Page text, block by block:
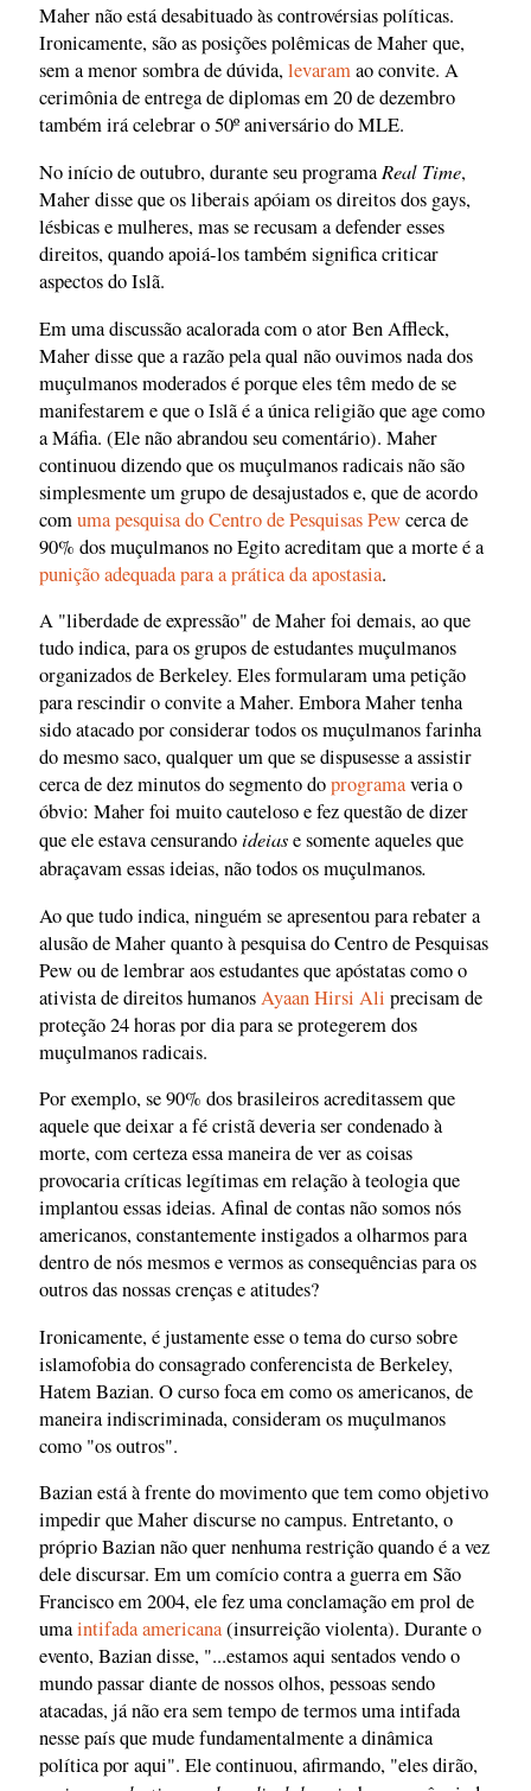
Maher não está desabituado às controvérsias políticas.
Ironicamente, são as posições polêmicas de Maher que,
sem a menor sombra de dúvida,levaramao convite. A
cerimônia de entrega de diplomas em 20 de dezembro
também irá celebrar o 50º aniversário do MLE.
No início de outubro, durante seu programa Real Time,
Maher disse que os liberais apóiam os direitos dos gays,
lésbicas e mulheres, mas se recusam a defender esses
direitos, quando apoiá-los também significa criticar
aspectos do Islã.
Em uma discussão acalorada com o ator Ben Affleck,
Maher disse que a razão pela qual não ouvimos nada dos
muçulmanos moderados é porque eles têm medo de se
manifestarem e que o Islã é a única religião que age como
a Máfia. (Ele não abrandou seu comentário). Maher
continuou dizendo que os muçulmanos radicais não são
simplesmente um grupo de desajustados e, que de acordo
comuma pesquisa do Centro de Pesquisas Pewcerca de
90% dos muçulmanos no Egito acreditam que a morte é a
punição adequada para a prática da apostasia.
A "liberdade de expressão" de Maher foi demais, ao que
tudo indica, para os grupos de estudantes muçulmanos
organizados de Berkeley. Eles formularam uma petição
para rescindir o convite a Maher. Embora Maher tenha
sido atacado por considerar todos os muçulmanos farinha
do mesmo saco, qualquer um que se dispusesse a assistir
cerca de dez minutos do segmento doprogramaveria o
óbvio: Maher foi muito cauteloso e fez questão de dizer
que ele estava censurandoideiase somente aqueles que
abraçavam essas ideias, não todos os muçulmanos.
Ao que tudo indica, ninguém se apresentou para rebater a
alusão de Maher quanto à pesquisa do Centro de Pesquisas
Pew ou de lembrar aos estudantes que apóstatas como o
ativista de direitos humanosAyaan Hirsi Ali precisam de
proteção 24 horas por dia para se protegerem dos
muçulmanos radicais.
Por exemplo, se 90% dos brasileiros acreditassem que
aquele que deixar a fé cristã deveria ser condenado à
morte, com certeza essa maneira de ver as coisas
provocaria críticas legítimas em relação à teologia que
implantou essas ideias. Afinal de contas não somos nós
americanos, constantemente instigados a olharmos para
dentro de nós mesmos e vermos as consequências para os
outros das nossas crenças e atitudes?
Ironicamente, é justamente esse o tema do curso sobre
islamofobia do consagrado conferencista de Berkeley,
Hatem Bazian. O curso foca em como os americanos, de
maneira indiscriminada, consideram os muçulmanos
como "os outros".
Bazian está à frente do movimento que tem como objetivo
impedir que Maher discurse no campus. Entretanto, o
próprio Bazian não quer nenhuma restrição quando é a vez
dele discursar. Em um comício contra a guerra em São
Francisco em 2004, ele fez uma conclamação em prol de
umaintifada americana(insurreição violenta). Durante o
evento, Bazian disse, "...estamos aqui sentados vendo o
mundo passar diante de nossos olhos, pessoas sendo
atacadas, já não era sem tempo de termos uma intifada
nesse país que mude fundamentalmente a dinâmica
política por aqui". Ele continuou, afirmando, "eles dirão,